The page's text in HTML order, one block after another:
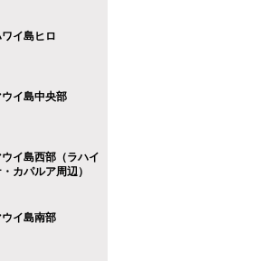
イ島ヒロ
ウイ島中央部
ウイ島西部（ラハイ
カパルア周辺）
ウイ島南部